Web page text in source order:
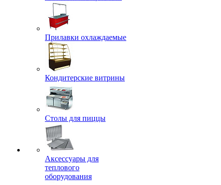
Прилавки охлаждаемые
Кондитерские витрины
Столы для пиццы
Аксессуары для
теплового
оборудования